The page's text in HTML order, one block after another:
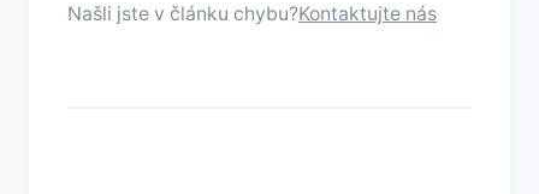
Našli jste v článku chybu?Kontaktujte nás